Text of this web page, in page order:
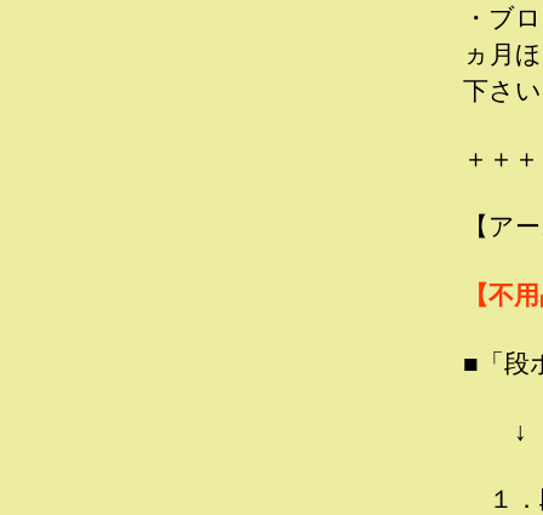
・ブ
ヵ月
下さ
＋＋
【ア
【不
■「段
↓
１．